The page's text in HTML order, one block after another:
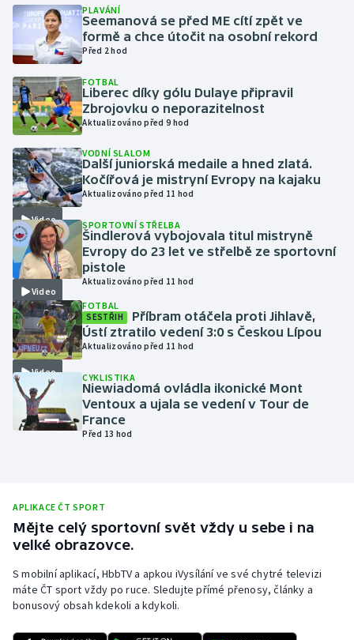
Golf
Gymnastika
Házená
Jezdectví
Judo
Krasobruslení
Lezení
Lyže a snowboard
Moderní pětiboj
Motorsport
Olympijské hry
Parasport
Plážový volejbal
Ragby
Rychlobruslení
Rychlostní kanoistika
PLAVÁNÍ
Seemanová se před ME cítí zpět ve
formě a chce útočit na osobní rekord
Před 2 hod
FOTBAL
Liberec díky gólu Dulaye připravil
Zbrojovku o neporazitelnost
Aktualizováno před 9 hod
Video
VODNÍ SLALOM
Další juniorská medaile a hned zlatá.
Kočířová je mistryní Evropy na kajaku
Aktualizováno před 11 hod
Video
SPORTOVNÍ STŘELBA
Šindlerová vybojovala titul mistryně
Evropy do 23 let ve střelbě ze sportovní
pistole
Aktualizováno před 11 hod
Video
FOTBAL
SESTŘIH
Příbram otáčela proti Jihlavě,
Ústí ztratilo vedení 3:0 s Českou Lípou
Aktualizováno před 11 hod
CYKLISTIKA
Niewiadomá ovládla ikonické Mont
Ventoux a ujala se vedení v Tour de
France
Před 13 hod
APLIKACE ČT SPORT
Mějte celý sportovní svět vždy u sebe i na
velké obrazovce.
S mobilní aplikací, HbbTV a apkou iVysílání ve své chytré televizi
máte ČT sport vždy po ruce. Sledujte přímé přenosy, články a
bonusový obsah kdekoli a kdykoli.